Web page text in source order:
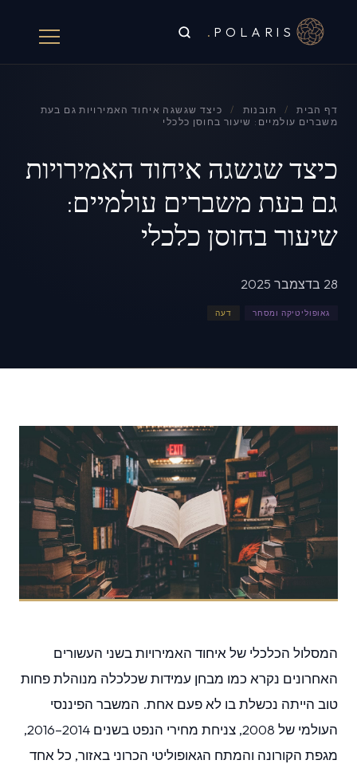
POLARIS
.
דף הבית / תובנות /
כיצד שגשגה איחוד האמירויות גם בעת
משברים עולמיים: שיעור בחוסן כלכלי
כיצד שגשגה איחוד האמירויות
גם בעת משברים עולמיים:
שיעור בחוסן כלכלי
28 בדצמבר 2025
גאופוליטיקה ומסחר דעה
המסלול הכלכלי של איחוד האמירויות בשני העשורים
האחרונים נקרא כמו מבחן עמידות שכלכלה מנוהלת פחות
טוב הייתה נכשלת בו לא פעם אחת. המשבר הפיננסי
העולמי של 2008, צניחת מחירי הנפט בשנים 2014–2016,
מגפת הקורונה והמתח הגאופוליטי הכרוני באזור, כל אחד